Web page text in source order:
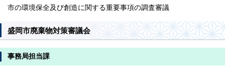
市の環境保全及び創造に関する重要事項の調査審議
盛岡市廃棄物対策審議会
事務局担当課